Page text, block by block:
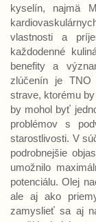
kyselín, najmä
vlastnosti a
každodenné
benefity a
zlúčenín je TNO
strave, ktorému
by mohol byť
problémov s
starostlivosti. V
podrobnejšie
umožnilo
potenciálu. Olej
ale aj ako
zamyslieť sa aj